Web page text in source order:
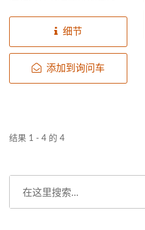
取到更多的蛋白质。...
细节
添加到询问车
结果 1 - 4 的 4